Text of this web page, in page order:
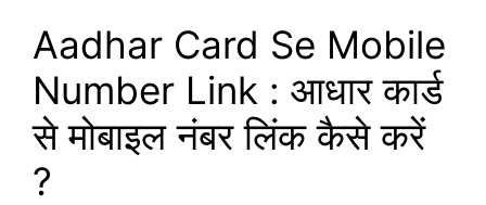
Aadhar Card Se Mobile
Number Link : आधार कार्ड
से मोबाइल नंबर लिंक कैसे करें
?